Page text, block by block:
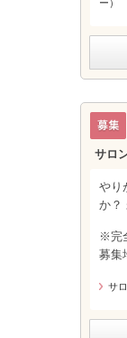
ー）
サロ
やり
か？
※完
募集
サ